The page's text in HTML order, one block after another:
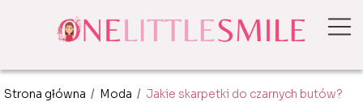
Strona główna / Moda / Jakie skarpetki do czarnych butów?